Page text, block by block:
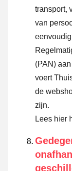
transport,
van
(PAN)
voert
de
zijn.
Lees hier